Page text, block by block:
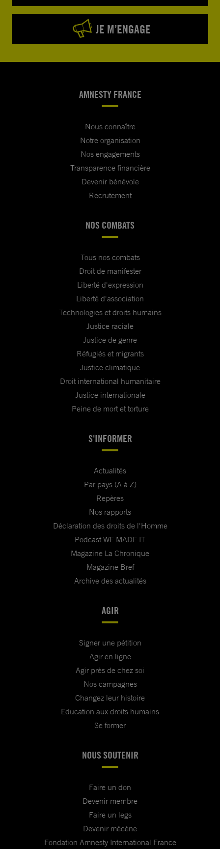
JE M’ENGAGE
AMNESTY FRANCE
Nous connaître
Notre organisation
Nos engagements
Transparence financière
Devenir bénévole
Recrutement
NOS COMBATS
Tous nos combats
Droit de manifester
Liberté d'expression
Liberté d'association
Technologies et droits humains
Justice raciale
Justice de genre
Réfugiés et migrants
Justice climatique
Droit international humanitaire
Justice internationale
Peine de mort et torture
S'INFORMER
Actualités
Par pays (A à Z)
Repères
Nos rapports
Déclaration des droits de l'Homme
Podcast WE MADE IT
Magazine La Chronique
Magazine Bref
Archive des actualités
AGIR
Signer une pétition
Agir en ligne
Agir près de chez soi
Nos campagnes
Changez leur histoire
Education aux droits humains
Se former
NOUS SOUTENIR
Faire un don
Devenir membre
Faire un legs
Devenir mécène
Fondation Amnesty International France